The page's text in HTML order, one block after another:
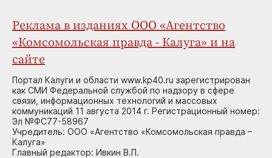
Реклама в изданиях ООО «Агентство
«Комсомольская правда - Калуга» и на
сайте
Портал Калуги и области www.kp40.ru зарегистрирован
как СМИ Федеральной службой по надзору в сфере
связи, информационных технологий и массовых
коммуникаций 11 августа 2014 г. Регистрационный номер:
Эл №ФС77-58967
Учредитель: ООО «Агентство «Комсомольская правда –
Калуга»
Главный редактор: Ивкин В.П.